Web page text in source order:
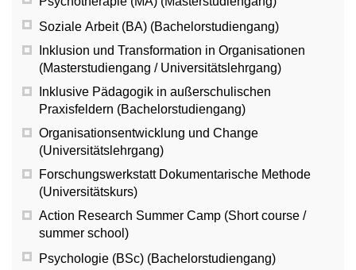
Soziale Arbeit (BA) (Bachelorstudiengang)
Inklusion und Transformation in Organisationen
(Masterstudiengang / Universitätslehrgang)
Inklusive Pädagogik in außerschulischen
Praxisfeldern (Bachelorstudiengang)
Organisationsentwicklung und Change
(Universitätslehrgang)
Forschungswerkstatt Dokumentarische Methode
(Universitätskurs)
Action Research Summer Camp (Short course /
summer school)
Psychologie (BSc) (Bachelorstudiengang)